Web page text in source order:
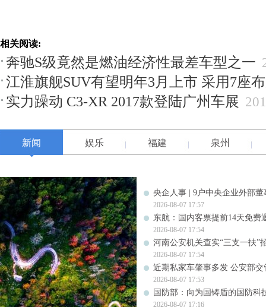
相关阅读:
奔驰S级竟然是燃油经济性最差车型之一
江淮旗舰SUV有望明年3月上市 采用7座
实力躁动 C3-XR 2017款登陆广州车展
新闻 娱乐 福建 泉州
央企人事 | 9户中央企业外部
2026-08-07 17:57
东航：国内客票提前14天免费
2026-08-07 17:54
河南公安机关查实“三支一扶”
2026-08-07 17:54
近期私家车肇事多发 公安部
2026-08-07 17:53
国防部：向为国铸盾的国防科
2026-08-07 17:16